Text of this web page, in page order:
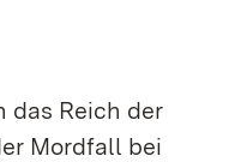
das Reich der
Mordfall bei